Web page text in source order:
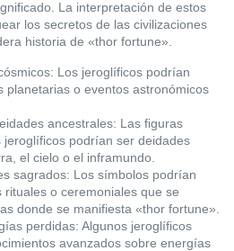
La interpretación de estos
los secretos de las civilizaciones
historia de «thor fortune».
Los jeroglíficos podrían
planetarias o eventos astronómicos
ancestrales: Las figuras
jeroglíficos podrían ser deidades
el cielo o el inframundo.
sagrados: Los símbolos podrían
rituales o ceremoniales que se
donde se manifiesta «thor fortune».
perdidas: Algunos jeroglíficos
avanzados sobre energías